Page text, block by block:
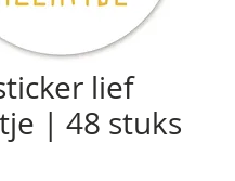
lief
| 48 stuks